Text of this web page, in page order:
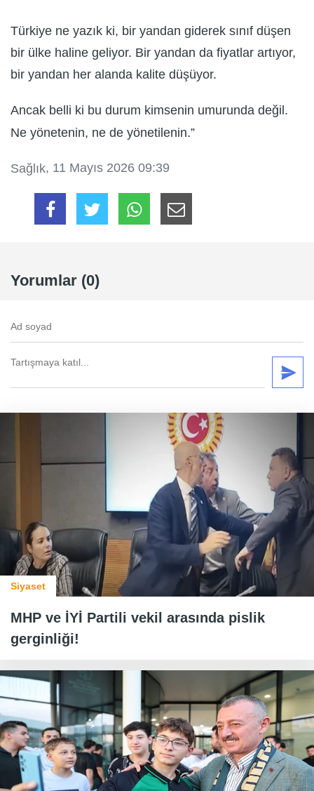
Türkiye ne yazık ki, bir yandan giderek sınıf düşen
bir ülke haline geliyor. Bir yandan da fiyatlar artıyor,
bir yandan her alanda kalite düşüyor.
Ancak belli ki bu durum kimsenin umurunda değil.
Ne yönetenin, ne de yönetilenin.”
Sağlık, 11 Mayıs 2026 09:39
Yorumlar (0)
Siyaset
MHP ve İYİ Partili vekil arasında pislik
gerginliği!